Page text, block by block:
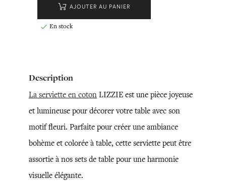
AJOUTER AU PANIER
 En stock
Description
La serviette en coton LIZZIE est une pièce joyeuse
et lumineuse pour décorer votre table avec son
motif fleuri. Parfaite pour créer une ambiance
bohème et colorée à table, cette serviette peut être
assortie à nos sets de table pour une harmonie
visuelle élégante.